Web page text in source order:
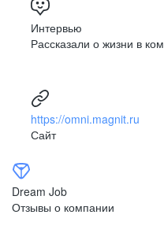
Интервью
Рассказали о жизни в
https://omni.magnit.ru
Сайт
Dream Job
Отзывы о компании